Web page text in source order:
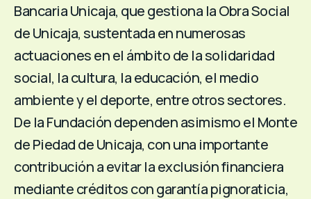
Bancaria Unicaja, que gestiona la Obra Social
de Unicaja, sustentada en numerosas
actuaciones en el ámbito de la solidaridad
social, la cultura, la educación, el medio
ambiente y el deporte, entre otros sectores.
De la Fundación dependen asimismo el Monte
de Piedad de Unicaja, con una importante
contribución a evitar la exclusión financiera
mediante créditos con garantía pignoraticia,